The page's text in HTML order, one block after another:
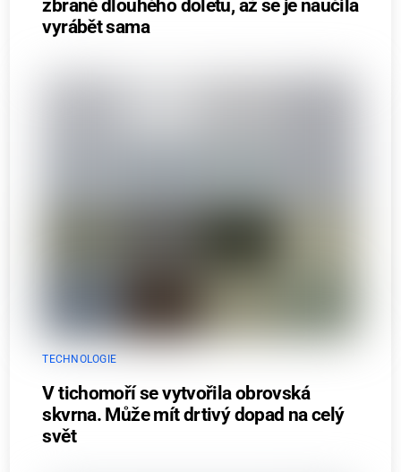
zbraně dlouhého doletu, až se je naučila
vyrábět sama
TECHNOLOGIE
V tichomoří se vytvořila obrovská
skvrna. Může mít drtivý dopad na celý
svět